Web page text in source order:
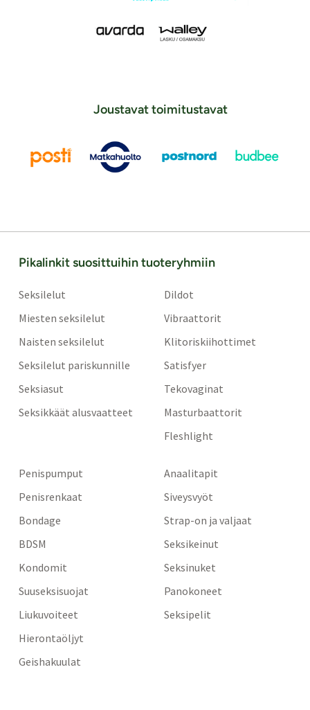
Joustavat toimitustavat
Pikalinkit suosittuihin tuoteryhmiin
Seksilelut
Miesten seksilelut
Naisten seksilelut
Seksilelut pariskunnille
Seksiasut
Seksikkäät alusvaatteet
Dildot
Vibraattorit
Klitoriskiihottimet
Satisfyer
Tekovaginat
Masturbaattorit
Fleshlight
Penispumput
Penisrenkaat
Bondage
BDSM
Kondomit
Suuseksisuojat
Liukuvoiteet
Hierontaöljyt
Geishakuulat
Anaalitapit
Siveysvyöt
Strap-on ja valjaat
Seksikeinut
Seksinuket
Panokoneet
Seksipelit